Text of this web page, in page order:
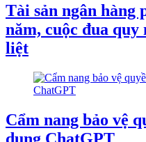
Tài sản ngân hàng
năm, cuộc đua quy
liệt
Cẩm nang bảo vệ
dụng ChatGPT